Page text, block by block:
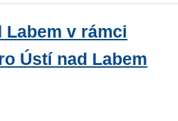
v rámci
Ústí nad Labem